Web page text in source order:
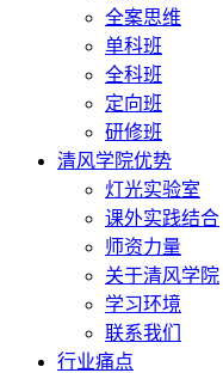
全案思维
单科班
全科班
定向班
研修班
清风学院优势
灯光实验室
课外实践结合
师资力量
关于清风学院
学习环境
联系我们
行业痛点